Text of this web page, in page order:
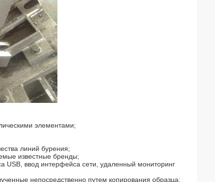
элементами;
линий бурения;
известные бренды;
ввод интерфейса сети, удаленный мониторинг
непосредственно путем копирования образца;